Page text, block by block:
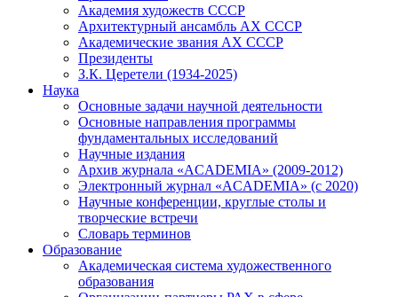
Академия художеств СССР
Архитектурный ансамбль АХ СССР
Академические звания АХ СССР
Президенты
З.К. Церетели (1934-2025)
Наука
Основные задачи научной деятельности
Основные направления программы
фундаментальных исследований
Научные издания
Архив журнала «ACADEMIA» (2009-2012)
Электронный журнал «ACADEMIA» (с 2020)
Научные конференции, круглые столы и
творческие встречи
Словарь терминов
Образование
Академическая система художественного
образования